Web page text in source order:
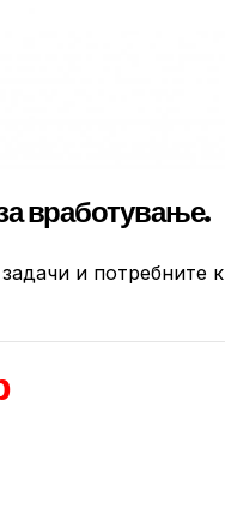
вработување.
и потребните